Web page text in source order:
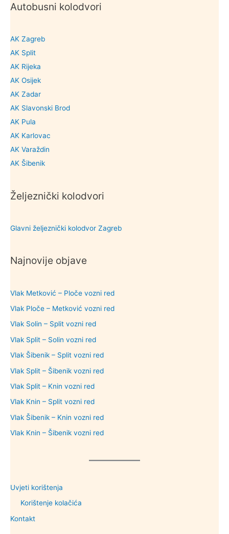
Autobusni kolodvori
AK Zagreb
AK Split
AK Rijeka
AK Osijek
AK Zadar
AK Slavonski Brod
AK Pula
AK Karlovac
AK Varaždin
AK Šibenik
Željeznički kolodvori
Glavni željeznički kolodvor Zagreb
Najnovije objave
Vlak Metković – Ploče vozni red
Vlak Ploče – Metković vozni red
Vlak Solin – Split vozni red
Vlak Split – Solin vozni red
Vlak Šibenik – Split vozni red
Vlak Split – Šibenik vozni red
Vlak Split – Knin vozni red
Vlak Knin – Split vozni red
Vlak Šibenik – Knin vozni red
Vlak Knin – Šibenik vozni red
Uvjeti korištenja
Korištenje kolačića
Kontakt